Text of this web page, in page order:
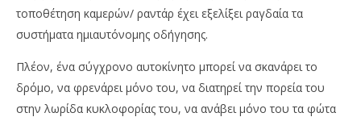
τοποθέτηση καμερών/ ραντάρ έχει εξελίξει ραγδαία τα
συστήματα ημιαυτόνομης οδήγησης.
Πλέον, ένα σύγχρονο αυτοκίνητο μπορεί να σκανάρει το
δρόμο, να φρενάρει μόνο του, να διατηρεί την πορεία του
στην λωρίδα κυκλοφορίας του, να ανάβει μόνο του τα φώτα